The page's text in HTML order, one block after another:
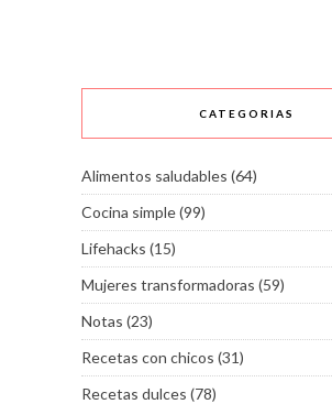
CATEGORIAS
Alimentos saludables (64)
Cocina simple(99)
Lifehacks (15)
Mujeres transformadoras (59)
Notas (23)
Recetas con chicos (31)
Recetas dulces (78)